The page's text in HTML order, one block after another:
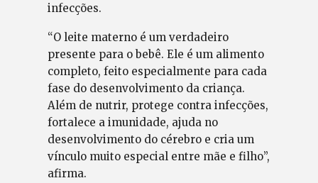
infecções.
“O leite materno é um verdadeiro
presente para o bebê. Ele é um alimento
completo, feito especialmente para cada
fase do desenvolvimento da criança.
Além de nutrir, protege contra infecções,
fortalece a imunidade, ajuda no
desenvolvimento do cérebro e cria um
vínculo muito especial entre mãe e filho”,
afirma.